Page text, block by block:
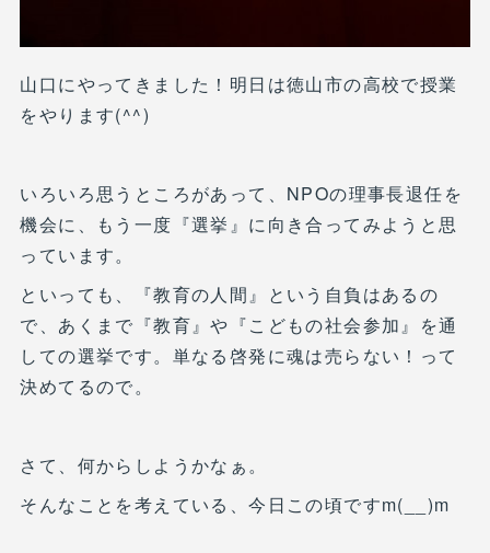
山口にやってきました！明日は徳山市の高校で授業
をやります(^^)
いろいろ思うところがあって、NPOの理事長退任を
機会に、もう一度『選挙』に向き合ってみようと思
っています。
といっても、『教育の人間』という自負はあるの
で、あくまで『教育』や『こどもの社会参加』を通
しての選挙です。単なる啓発に魂は売らない！って
決めてるので。
さて、何からしようかなぁ。
そんなことを考えている、今日この頃ですm(__)m